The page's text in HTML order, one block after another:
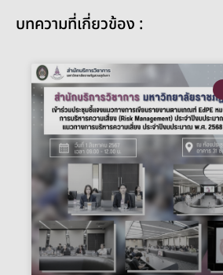
บทความที่เกี่ยวข้อง :